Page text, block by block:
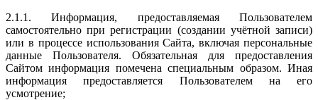
2.1.1. Информация, предоставляемая Пользователем
самостоятельно при регистрации (создании учётной записи)
или в процессе использования Сайта, включая персональные
данные Пользователя. Обязательная для предоставления
Сайтом информация помечена специальным образом. Иная
информация предоставляется Пользователем на его
усмотрение;